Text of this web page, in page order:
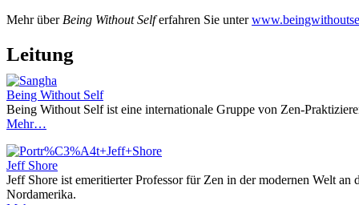
Mehr über Being Without Selferfahren Sie unter
Leitung
Being Without Self
Being Without Self ist eine internationale Gruppe von Zen-
Mehr…
Jeff Shore
Jeff Shore ist emeritierter Professor für Zen in der modernen Welt
Nordamerika.